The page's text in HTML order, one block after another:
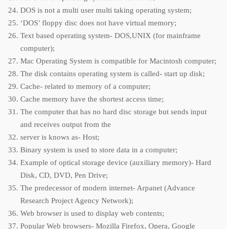
DOS is not a multi user multi taking operating system;
‘DOS’ floppy disc does not have virtual memory;
Text based operating system- DOS,UNIX (for mainframe
computer);
Mac Operating System is compatible for Macintosh computer;
The disk contains operating system is called- start up disk;
Cache- related to memory of a computer;
Cache memory have the shortest access time;
The computer that has no hard disc storage but sends input
and receives output from the
server is knows as- Host;
Binary system is used to store data in a computer;
Example of optical storage device (auxiliary memory)- Hard
Disk, CD, DVD, Pen Drive;
The predecessor of modern internet- Arpanet (Advance
Research Project Agency Network);
Web browser is used to display web contents;
Popular Web browsers- Mozilla Firefox, Opera, Google